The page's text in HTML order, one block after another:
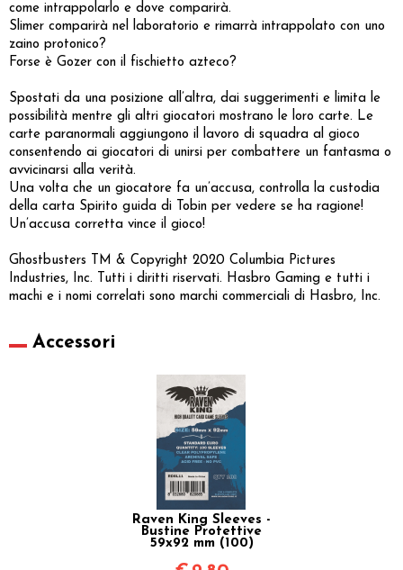
come intrappolarlo e dove comparirà.
Slimer comparirà nel laboratorio e rimarrà intrappolato con uno
zaino protonico?
Forse è Gozer con il fischietto azteco?
Spostati da una posizione all’altra, dai suggerimenti e limita le
possibilità mentre gli altri giocatori mostrano le loro carte. Le
carte paranormali aggiungono il lavoro di squadra al gioco
consentendo ai giocatori di unirsi per combattere un fantasma o
avvicinarsi alla verità.
Una volta che un giocatore fa un’accusa, controlla la custodia
della carta Spirito guida di Tobin per vedere se ha ragione!
Un’accusa corretta vince il gioco!
Ghostbusters TM & Copyright 2020 Columbia Pictures
Industries, Inc. Tutti i diritti riservati. Hasbro Gaming e tutti i
machi e i nomi correlati sono marchi commerciali di Hasbro, Inc.
Accessori
Raven King Sleeves -
Bustine Protettive
59x92 mm (100)